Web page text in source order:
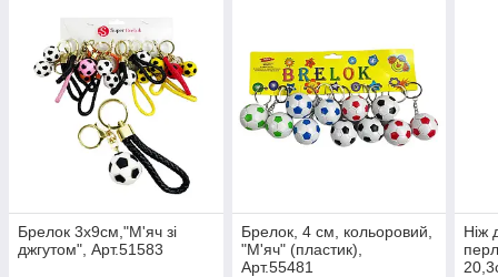
Брелок 3х9см,"М'яч зі
джгутом", Арт.51583
Брелок, 4 см, кольоровий,
"М'яч" (пластик),
Арт.55481
Ніж